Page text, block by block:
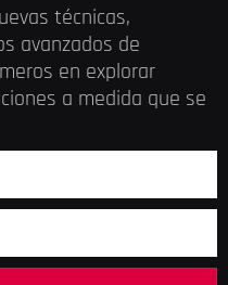
técnicas,
avanzados de
en explorar
a medida que se